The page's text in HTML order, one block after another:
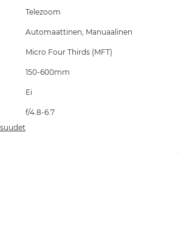
Telezoom
Automaattinen, Manuaalinen
Micro Four Thirds (MFT)
150-600mm
Ei
f/4.8-6.7